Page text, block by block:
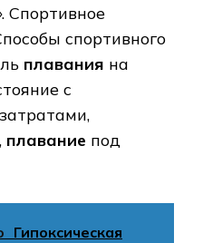
Спортивное
спортивного
плавания на
с
, плавание под
Гипоксическая